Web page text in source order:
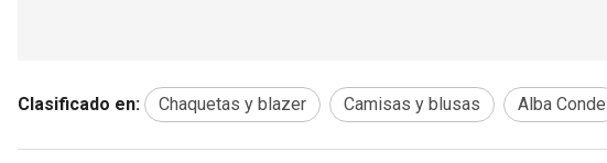
Clasificado en: Chaquetas y blazer Camisas y blusas Alba Conde